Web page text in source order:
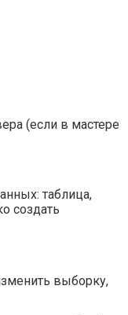
(если в мастере
таблица,
создать
выборку,